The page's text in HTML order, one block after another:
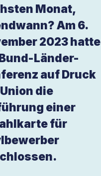
Monat,
Am 6.
2023 hatte
Länder-
auf Druck
die
einer
für